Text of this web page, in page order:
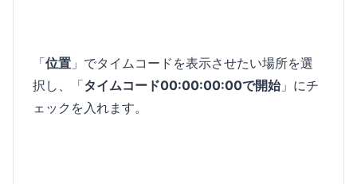
「位置 」でタイムコードを表示させたい場所を選
択し、「タイムコード00:00:00:00で開始」にチ
ェックを入れます。